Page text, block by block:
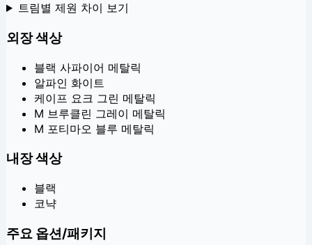
트림별 제원 차이 보기
외장 색상
블랙 사파이어 메탈릭
알파인 화이트
케이프 요크 그린 메탈릭
M 브루클린 그레이 메탈릭
M 포티마오 블루 메탈릭
내장 색상
블랙
코냑
주요 옵션/패키지